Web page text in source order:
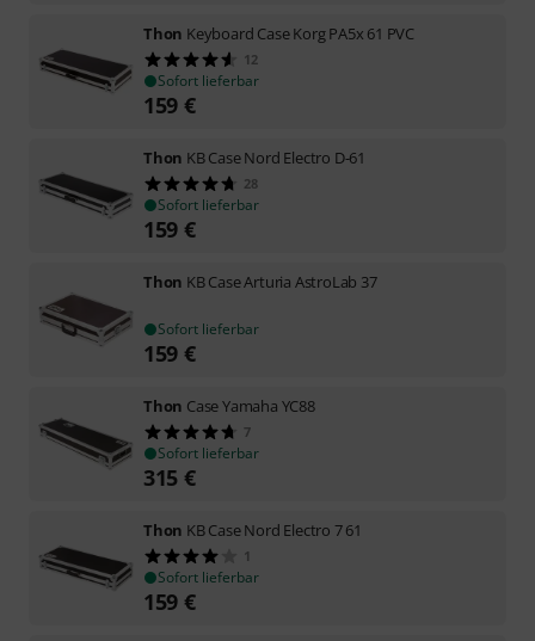
Thon Keyboard Case Korg PA5x 61 PVC
12
Sofort lieferbar
159 €
Thon KB Case Nord Electro D-61
28
Sofort lieferbar
159 €
Thon KB Case Arturia AstroLab 37
Sofort lieferbar
159 €
Thon Case Yamaha YC88
7
Sofort lieferbar
315 €
Thon KB Case Nord Electro 7 61
1
Sofort lieferbar
159 €